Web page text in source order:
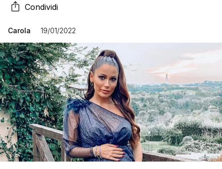
Condividi
Carola 19/01/2022